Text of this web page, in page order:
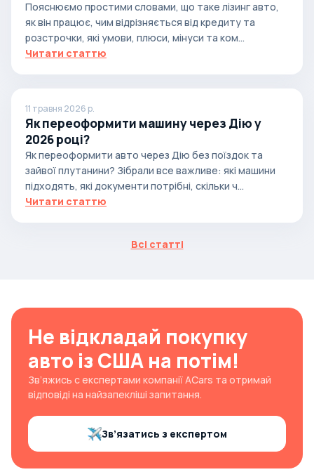
Пояснюємо простими словами, що таке лізинг авто,
як він працює, чим відрізняється від кредиту та
розстрочки, які умови, плюси, мінуси та ком...
Читати статтю
11 травня 2026 р.
Як переоформити машину через Дію у
2026 році?
Як переоформити авто через Дію без поїздок та
зайвої плутанини? Зібрали все важливе: які машини
підходять, які документи потрібні, скільки ч...
Читати статтю
Всі статті
Не відкладай покупку
авто із США на потім!
Зв’яжись с експертами компанії ACars та отримай
відповіді на найзапекліші запитання.
Зв’язатись з експертом